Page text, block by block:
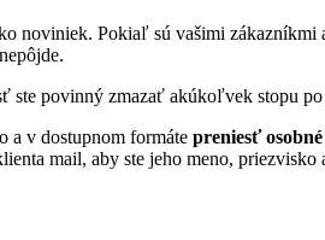
noviniek. Pokiaľ sú vašimi zákazníkmi
ste povinný zmazať akúkoľvek stopu
a v dostupnom formáte preniesť
mail, aby ste jeho meno,